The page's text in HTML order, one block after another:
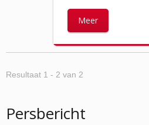
Meer
Resultaat 1 - 2 van 2
Persbericht